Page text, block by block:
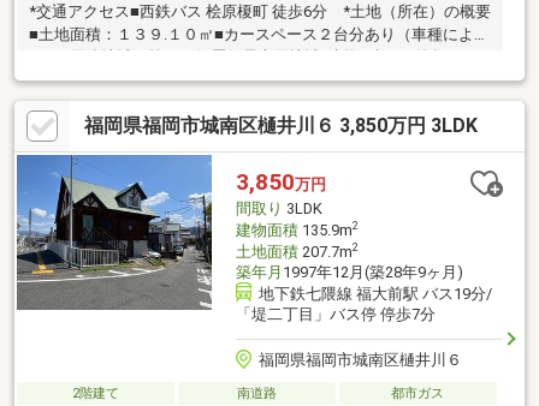
*交通アクセス■西鉄バス 桧原榎町 徒歩6分 *土地（所在）の概要
■土地面積：１３９.１０㎡■カースペース２台分あり（車種によ
る）■用途地域：第一種低層住居専用地域*建物の概要■築年月 ：
２０２１年１２月築■建物面積：９８.５３㎡■構造：木造合金メッ
キ銅板ぶき２階建て■間取り ：２SLDK
福岡県福岡市城南区樋井川６ 3,850万円 3LDK
3,850万円
間取り 3LDK
建物面積135.9m2
土地面積207.7m2
築年月 1997年12月(築28年9ヶ月)
地下鉄七隈線 福大前駅 バス19分/
「堤二丁目」バス停 停歩7分
福岡県福岡市城南区樋井川６
2階建て 南道路
都市ガス